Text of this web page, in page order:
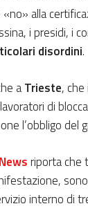
«no» alla
i presidi, i
disordini.
aTrieste,
di
l’obbligo del
riporta che
interno di